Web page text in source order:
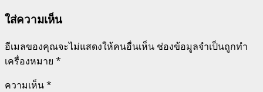
ใส่ความเห็น
อีเมลของคุณจะไม่แสดงให้คนอื่นเห็น ช่องข้อมูลจำเป็นถูกทำ
เครื่องหมาย *
ความเห็น*